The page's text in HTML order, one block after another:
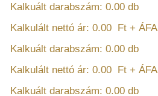
Kalkuált darabszám: 0.00 db
Kalkulált nettó ár: 0.00 Ft + ÁFA
Kalkuált darabszám: 0.00 db
Kalkulált nettó ár: 0.00 Ft + ÁFA
Kalkuált darabszám: 0.00 db